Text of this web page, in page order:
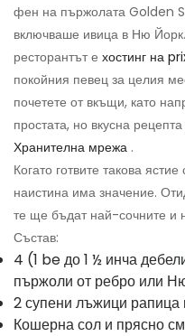
фен на пържолата Golden
включваше ивица в Ню
ресторантът е хостинг на
покойния певец за целия
почетете от вкъщи, като
простата, но вкусна
Хранителна мрежа .
Когато готвите такова
наистина има значение.
те ще бъдат най-сочните и
Състав:
4 (1 be до 1 ½ инча
пържоли от ребро или
2 супени лъжици рапица
Кошерна сол и прясно